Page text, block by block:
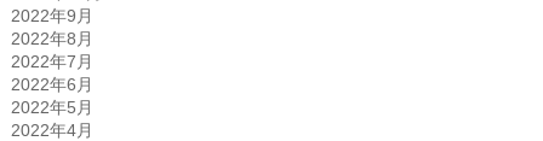
2022年9月
2022年8月
2022年7月
2022年6月
2022年5月
2022年4月